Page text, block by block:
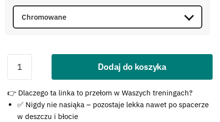
Dodaj do koszyka
Błąd:Brak formularza kontaktowego.
👉 Dlaczego ta linka to przełom w Waszych treningach?
✅ Nigdy nie nasiąka – pozostaje lekka nawet po spacerze
w deszczu i błocie